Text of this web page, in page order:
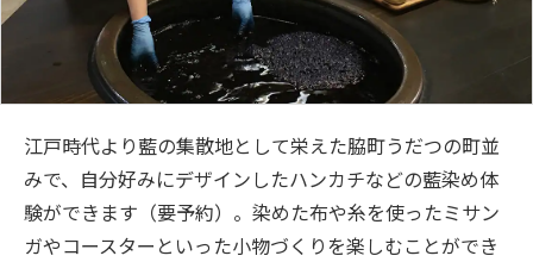
江戸時代より藍の集散地として栄えた脇町うだつの町並
みで、自分好みにデザインしたハンカチなどの藍染め体
験ができます（要予約）。染めた布や糸を使ったミサン
ガやコースターといった小物づくりを楽しむことができ